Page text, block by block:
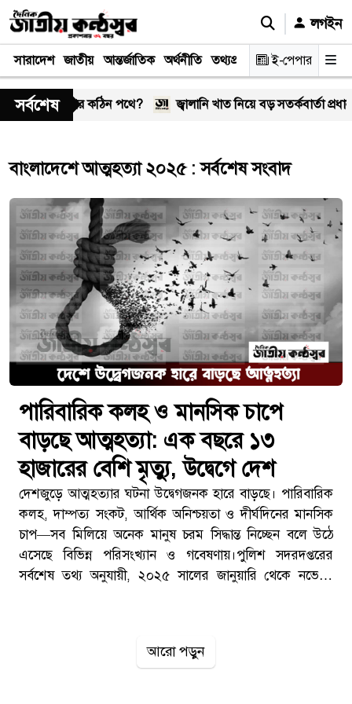
লগইন
সারাদেশ জাতীয় আন্তর্জাতিক অর্থনীতি তথ্যপ্রযুক্তি স্বাস্থ্য আইন-
ই-পেপার
সর্বশেষ
সম্পর্ক কি আবার কঠিন পথে? জ্বালানি খাত নিয়ে বড় সতর্কবার্তা
বাংলাদেশে আত্মহত্যা ২০২৫ : সর্বশেষ সংবাদ
পারিবারিক কলহ ও মানসিক চাপে
বাড়ছে আত্মহত্যা: এক বছরে ১৩
হাজারের বেশি মৃত্যু, উদ্বেগে দেশ
দেশজুড়ে আত্মহত্যার ঘটনা উদ্বেগজনক হারে বাড়ছে। পারিবারিক
কলহ, দাম্পত্য সংকট, আর্থিক অনিশ্চয়তা ও দীর্ঘদিনের মানসিক
চাপ—সব মিলিয়ে অনেক মানুষ চরম সিদ্ধান্ত নিচ্ছেন বলে উঠে
এসেছে বিভিন্ন পরিসংখ্যান ও গবেষণায়।পুলিশ সদরদপ্তরের
সর্বশেষ তথ্য অনুযায়ী, ২০২৫ সালের জানুয়ারি থেকে নভেম্বর
উদ্বেগবিভিন্ন গবেষণা ও সরকারি তথ্য বিশ্লেষণে দেখা যায়, দেশে
আরো পড়ুন